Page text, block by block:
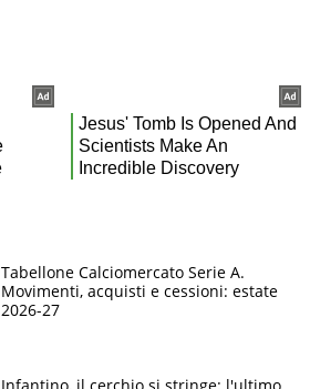
Tabellone Calciomercato Serie A.
Movimenti, acquisti e cessioni: estate
2026-27
Infantino, il cerchio si stringe: l'ultimo